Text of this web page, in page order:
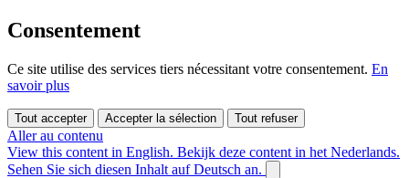
Consentement
Ce site utilise des services tiers nécessitant votre consentement. En
savoir plus
Tout accepter Accepter la sélection Tout refuser
Aller au contenu
View this content in English. Bekijk deze content in het Nederlands.
Sehen Sie sich diesen Inhalt auf Deutsch an.